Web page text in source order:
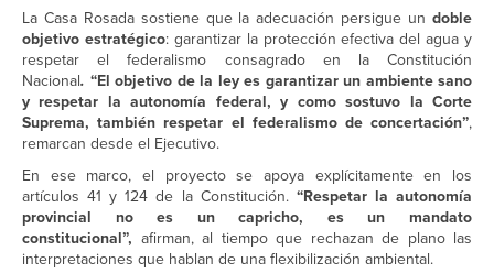
La Casa Rosada sostiene que la adecuación persigue un doble
objetivo estratégico: garantizar la protección efectiva del agua y
respetar el federalismo consagrado en la Constitución
Nacional. “El objetivo de la ley es garantizar un ambiente sano
y respetar la autonomía federal, y como sostuvo la Corte
Suprema, también respetar el federalismo de concertación”,
remarcan desde el Ejecutivo.
En ese marco, el proyecto se apoya explícitamente en los
artículos 41 y 124 de la Constitución.“Respetar la autonomía
provincial no es un capricho, es un mandato
constitucional”, afirman, al tiempo que rechazan de plano las
interpretaciones que hablan de una flexibilización ambiental.